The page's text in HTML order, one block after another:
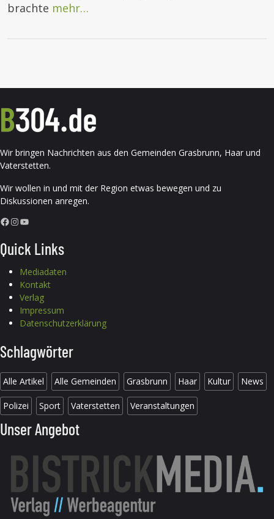
brachte mehr…
Wir bringen Nachrichten aus den Gemeinden Grasbrunn, Haar und
Vaterstetten.
Wir wollen in und mit der Region etwas bewegen und zu
Diskussionen anregen.
Facebook InstagramYouTube
Quick Links
Mediadaten
Kontakt
Verlag
Impressum
Datenschutzerklärung
Schlagwörter
Alle Artikel Alle Gemeinden Grasbrunn Haar Kultur News
Polizei Sport Vaterstetten Veranstaltungen
Unser Angebot